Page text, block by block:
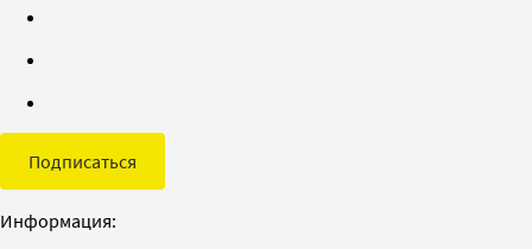
Подписаться
Информация: